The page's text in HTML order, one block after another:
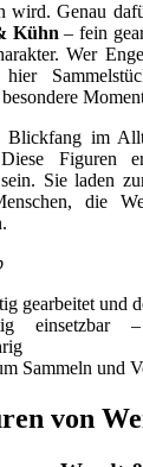
wird. Genau
Kühn – fein
Wer
Blickfang im
Figuren
Sie laden
die
gearbeitet und
Sammeln und
von